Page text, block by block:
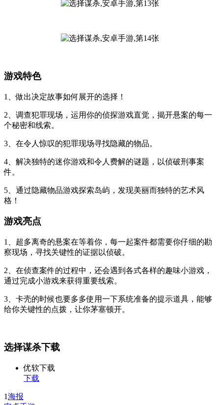
游戏特色
1、做出决定故事如何展开的选择！
2、调查犯罪现场，运用你的侦探游戏直觉，揭开悬案的每一
个秘密和线索。
3、在令人惊叹的犯罪现场寻找隐藏的物品。
4、解决独特的迷你游戏和令人费解的谜题，以侦破刑事案
件。
5、通过隐藏物品游戏探索岛屿，发现美丽而独特的艺术风
格！
游戏亮点
1、超多离奇的悬案在等着你，每一起案件都需要你仔细的勘
察现场，寻找关键性的证据以侦破。
2、在侦查案件的过程中，还会遇到各式各样的趣味小游戏，
通过完成小游戏来获得重要线索。
3、卡壳的时候也要多多使用一下系统准备的提示道具，能够
给你关键性的点拨，让你茅塞顿开。
选择谋杀下载
优软下载
下载
1海报